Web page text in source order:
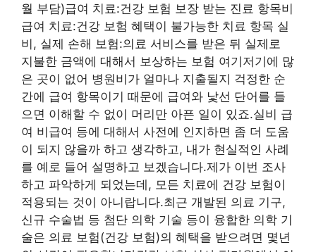
월 부담)급여 치료:건강 보험 보장 받는 진료 항목비
급여 치료:건강 보험 혜택이 불가능한 치료 항목 실
비, 실제 손해 보험:의료 서비스를 받은 뒤 실제로
지불한 금액에 대해서 보상하는 보험 여기저기에 많
은 곳이 없어 병원비가 얼마나 지출될지 걱정한 순
간에 급여 항목이기 때문에 급여와 낯선 단어를 들
으면 이해할 수 없이 머리만 아픈 일이 있죠.실비 급
여 비급여 등에 대해서 사전에 인지하면 좀 더 도움
이 되지 않을까 하고 생각하고, 내가 현실적인 사례
를 예로 들어 설명하고 보겠습니다.제가 이번 조사
하고 파악하게 되었는데, 모든 치료에 건강 보험이
적용되는 것이 아니랍니다.최근 개발된 의료 기구,
신규 수술법 등 첨단 의학 기술 등이 융합한 의학 기
술은 의료 보험(건강 보험)의 혜택을 받으려면 몇년